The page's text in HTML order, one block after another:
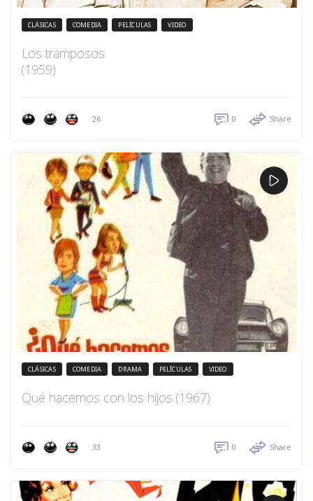
CLÁSICAS COMEDIA PELÍCULAS VIDEO
Los tramposos
(1959)
26 0 Share
CLÁSICAS COMEDIA DRAMA PELÍCULAS VIDEO
Qué hacemos con los hijos (1967)
33 0 Share